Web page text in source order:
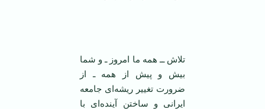
تلاش ــ همه ما امروز ـ و شما
بيش و پيش از همه ـ از
ضرورت تغيير ريشه‌ای جامعه
ايرانی و ساختن آينده‌ای با